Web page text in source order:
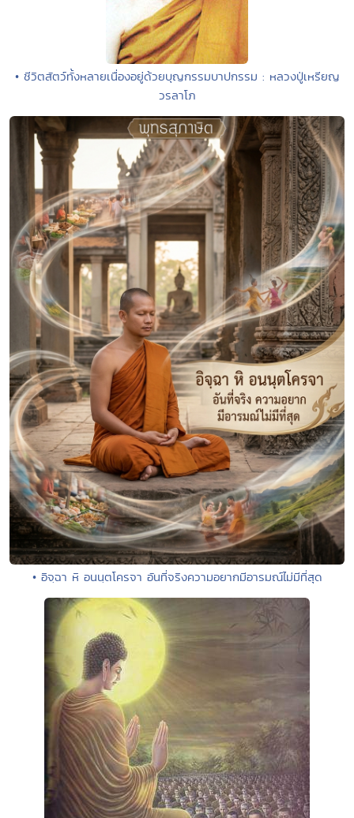
• ชีวิตสัตว์ทั้งหลายเนื่องอยู่ด้วยบุญกรรมบาปกรรม : หลวงปู่เหรียญ
วรลาโภ
• อิจฺฉา หิ อนนฺตโครจา อันที่จริงความอยากมีอารมณ์ไม่มีที่สุด